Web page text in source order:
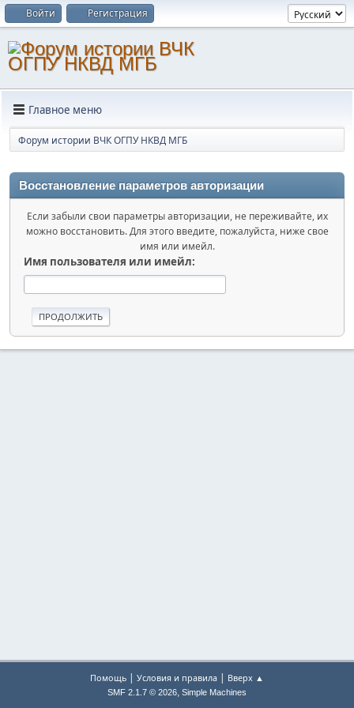
Войти Регистрация
Главное меню
Форум истории ВЧК ОГПУ НКВД МГБ
Восстановление параметров авторизации
Если забыли свои параметры авторизации, не переживайте, их
можно восстановить. Для этого введите, пожалуйста, ниже свое
имя или имейл.
Имя пользователя или имейл:
Помощь | Условия и правила | Вверх ▲
SMF 2.1.7 © 2026, Simple Machines